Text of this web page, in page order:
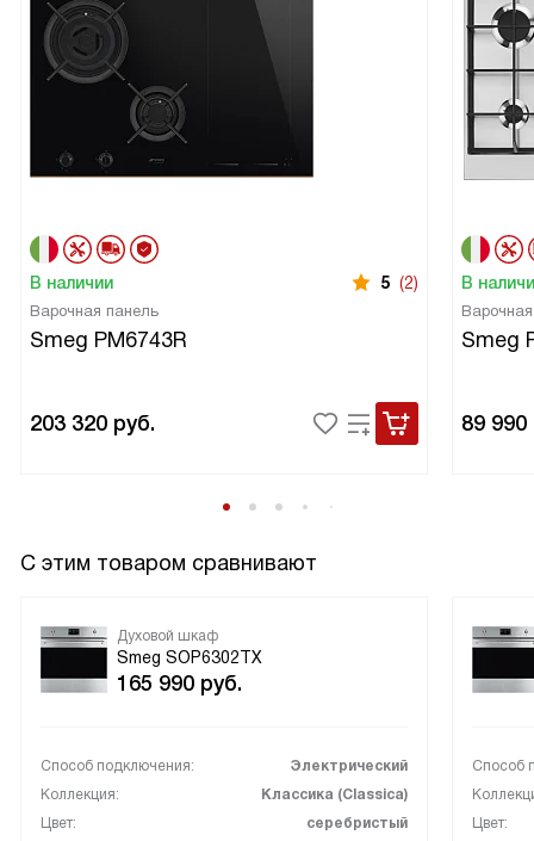
В наличии 5 (2)
Варочная панель
Smeg PM6743R
203 320 руб.
В
Smeg
89 990
С этим товаром сравнивают
Духовой шкаф
Smeg SOP6302TX
165 990 руб.
Способ подключения:
Электрический
Коллекция:
Классика (Classica)
Цвет:
серебристый
Способ
Цвет: